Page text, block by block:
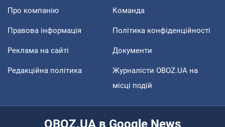
Про компанію Команда
Правова інформація Політика конфіденційності
Реклама на сайті Документи
Редакційна політика
Журналісти OBOZ.UA на
місці подій
OBOZ.UA в Google News